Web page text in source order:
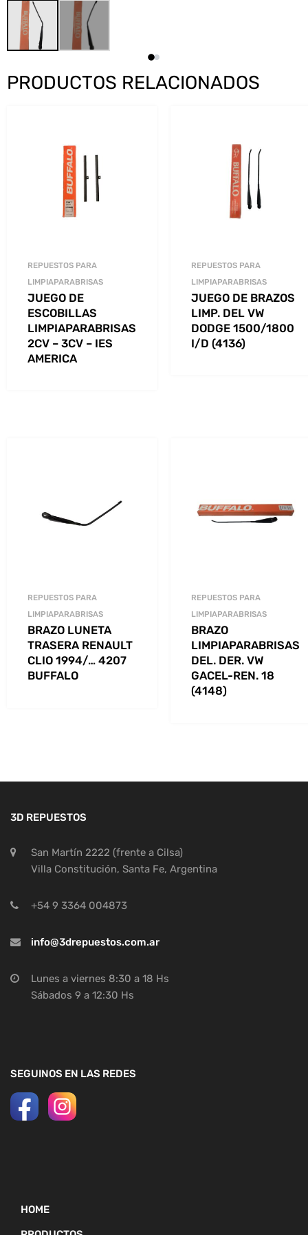
PRODUCTOS RELACIONADOS
REPUESTOS PARA
LIMPIAPARABRISAS
JUEGO DE
ESCOBILLAS
LIMPIAPARABRISAS
2CV – 3CV – IES
AMERICA
REPUESTOS PARA
LIMPIAPARABRISAS
JUEGO DE BRAZOS
LIMP. DEL VW
DODGE 1500/1800
I/D (4136)
REPUESTOS PARA
LIMPIAPARABRISAS
BRAZO LUNETA
TRASERA RENAULT
CLIO 1994/… 4207
BUFFALO
REPUESTOS PARA
LIMPIAPARABRISAS
BRAZO
LIMPIAPARABRISAS
DEL. DER. VW
GACEL-REN. 18
(4148)
3D REPUESTOS
San Martín 2222 (frente a Cilsa)
Villa Constitución, Santa Fe, Argentina
+54 9 3364 004873
info@3drepuestos.com.ar
Lunes a viernes 8:30 a 18 Hs
Sábados 9 a 12:30 Hs
SEGUINOS EN LAS REDES
HOME